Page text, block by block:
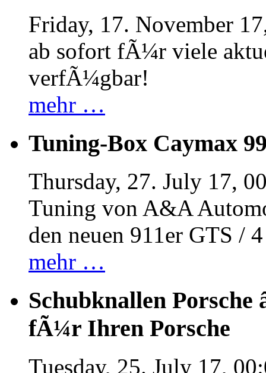
Friday, 17. November
ab sofort fÃ¼r viele
verfÃ¼gbar!
mehr …
Tuning-Box Caymax
Thursday, 27. July 17,
Tuning von A&A
den neuen 911er GTS /
mehr …
Schubknallen Porsche
fÃ¼r Ihren Porsche
Tuesday, 25. July 17,